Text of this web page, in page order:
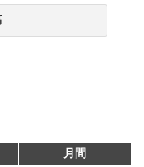
月間